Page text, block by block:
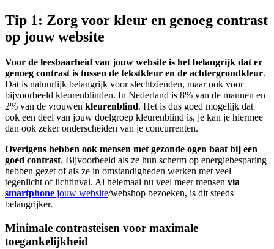
Tip 1: Zorg voor kleur en genoeg contrast
op jouw website
Voor de leesbaarheid van jouw website is het belangrijk dat er
genoeg contrast is tussen de tekstkleur en de achtergrondkleur.
Dat is natuurlijk belangrijk voor slechtzienden, maar ook voor
bijvoorbeeld kleurenblinden. In Nederland is 8% van de mannen en
2% van de vrouwen kleurenblind. Het is dus goed mogelijk dat
ook een deel van jouw doelgroep kleurenblind is, je kan je hiermee
dan ook zeker onderscheiden van je concurrenten.
Overigens hebben ook mensen met gezonde ogen baat bij een
goed contrast. Bijvoorbeeld als ze hun scherm op energiebesparing
hebben gezet of als ze in omstandigheden werken met veel
tegenlicht of lichtinval. Al helemaal nu veel meer mensen via
smartphone jouw website/webshop bezoeken, is dit steeds
belangrijker.
Minimale contrasteisen voor maximale
toegankelijkheid